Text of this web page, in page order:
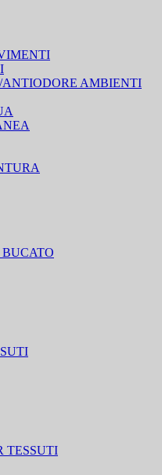
ANTIODORE AMBIENTI
BUCATO
TESSUTI